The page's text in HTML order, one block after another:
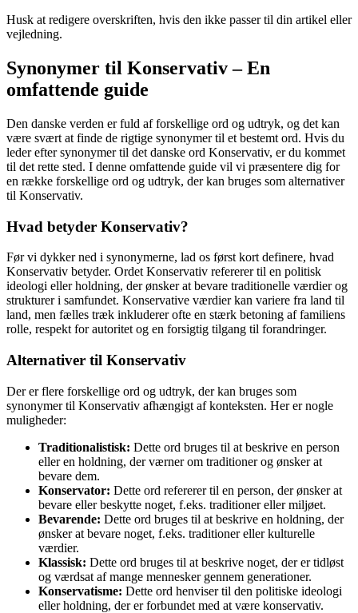
Husk at redigere overskriften, hvis den ikke passer til din artikel eller
vejledning.
Synonymer til Konservativ – En
omfattende guide
Den danske verden er fuld af forskellige ord og udtryk, og det kan
være svært at finde de rigtige synonymer til et bestemt ord. Hvis du
leder efter synonymer til det danske ord Konservativ, er du kommet
til det rette sted. I denne omfattende guide vil vi præsentere dig for
en række forskellige ord og udtryk, der kan bruges som alternativer
til Konservativ.
Hvad betyder Konservativ?
Før vi dykker ned i synonymerne, lad os først kort definere, hvad
Konservativ betyder. Ordet Konservativ refererer til en politisk
ideologi eller holdning, der ønsker at bevare traditionelle værdier og
strukturer i samfundet. Konservative værdier kan variere fra land til
land, men fælles træk inkluderer ofte en stærk betoning af familiens
rolle, respekt for autoritet og en forsigtig tilgang til forandringer.
Alternativer til Konservativ
Der er flere forskellige ord og udtryk, der kan bruges som
synonymer til Konservativ afhængigt af konteksten. Her er nogle
muligheder:
Traditionalistisk: Dette ord bruges til at beskrive en person
eller en holdning, der værner om traditioner og ønsker at
bevare dem.
Konservator: Dette ord refererer til en person, der ønsker at
bevare eller beskytte noget, f.eks. traditioner eller miljøet.
Bevarende: Dette ord bruges til at beskrive en holdning, der
ønsker at bevare noget, f.eks. traditioner eller kulturelle
værdier.
Klassisk: Dette ord bruges til at beskrive noget, der er tidløst
og værdsat af mange mennesker gennem generationer.
Konservatisme: Dette ord henviser til den politiske ideologi
eller holdning, der er forbundet med at være konservativ.